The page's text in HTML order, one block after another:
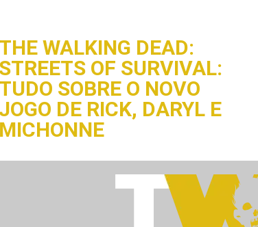
THE WALKING DEAD:
STREETS OF SURVIVAL:
TUDO SOBRE O NOVO
JOGO DE RICK, DARYL E
MICHONNE